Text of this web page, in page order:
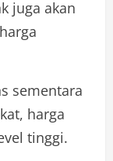
juga akan
sementara
harga
tinggi.